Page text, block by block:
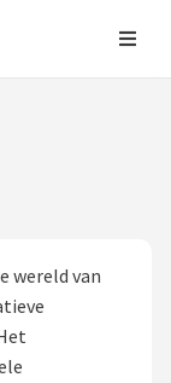
wereld van